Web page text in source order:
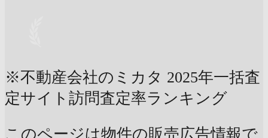
※不動産会社のミカタ 2025年一括査
定サイト訪問査定率ランキング
このページは物件の販売広告情報で